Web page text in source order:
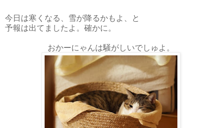
今日は寒くなる、雪が降るかもよ、と
予報は出てましたよ。確かに。
おかーにゃんは騒がしいでしゅよ。